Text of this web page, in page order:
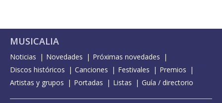
MUSICALIA
Noticias Novedades
Próximas novedades
Discos históricos
Canciones Festivales
Premios
Artistas y grupos
Portadas Listas Guía / directorio